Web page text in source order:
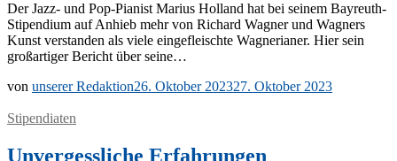
Der Jazz- und Pop-Pia­­­nist Ma­ri­us Hol­land hat bei sei­nem Bay­­reuth-
Sti­­pen­­di­um auf An­hieb mehr von Ri­chard Wag­ner und Wag­ners
Kunst ver­stan­den als vie­le ein­ge­fleisch­te Wag­ne­ria­ner. Hier sein
groß­ar­ti­ger Be­richt über seine…
von unserer Redaktion26. Oktober 202327. Oktober 2023
Stipendiaten
Unvergessliche Erfahrungen